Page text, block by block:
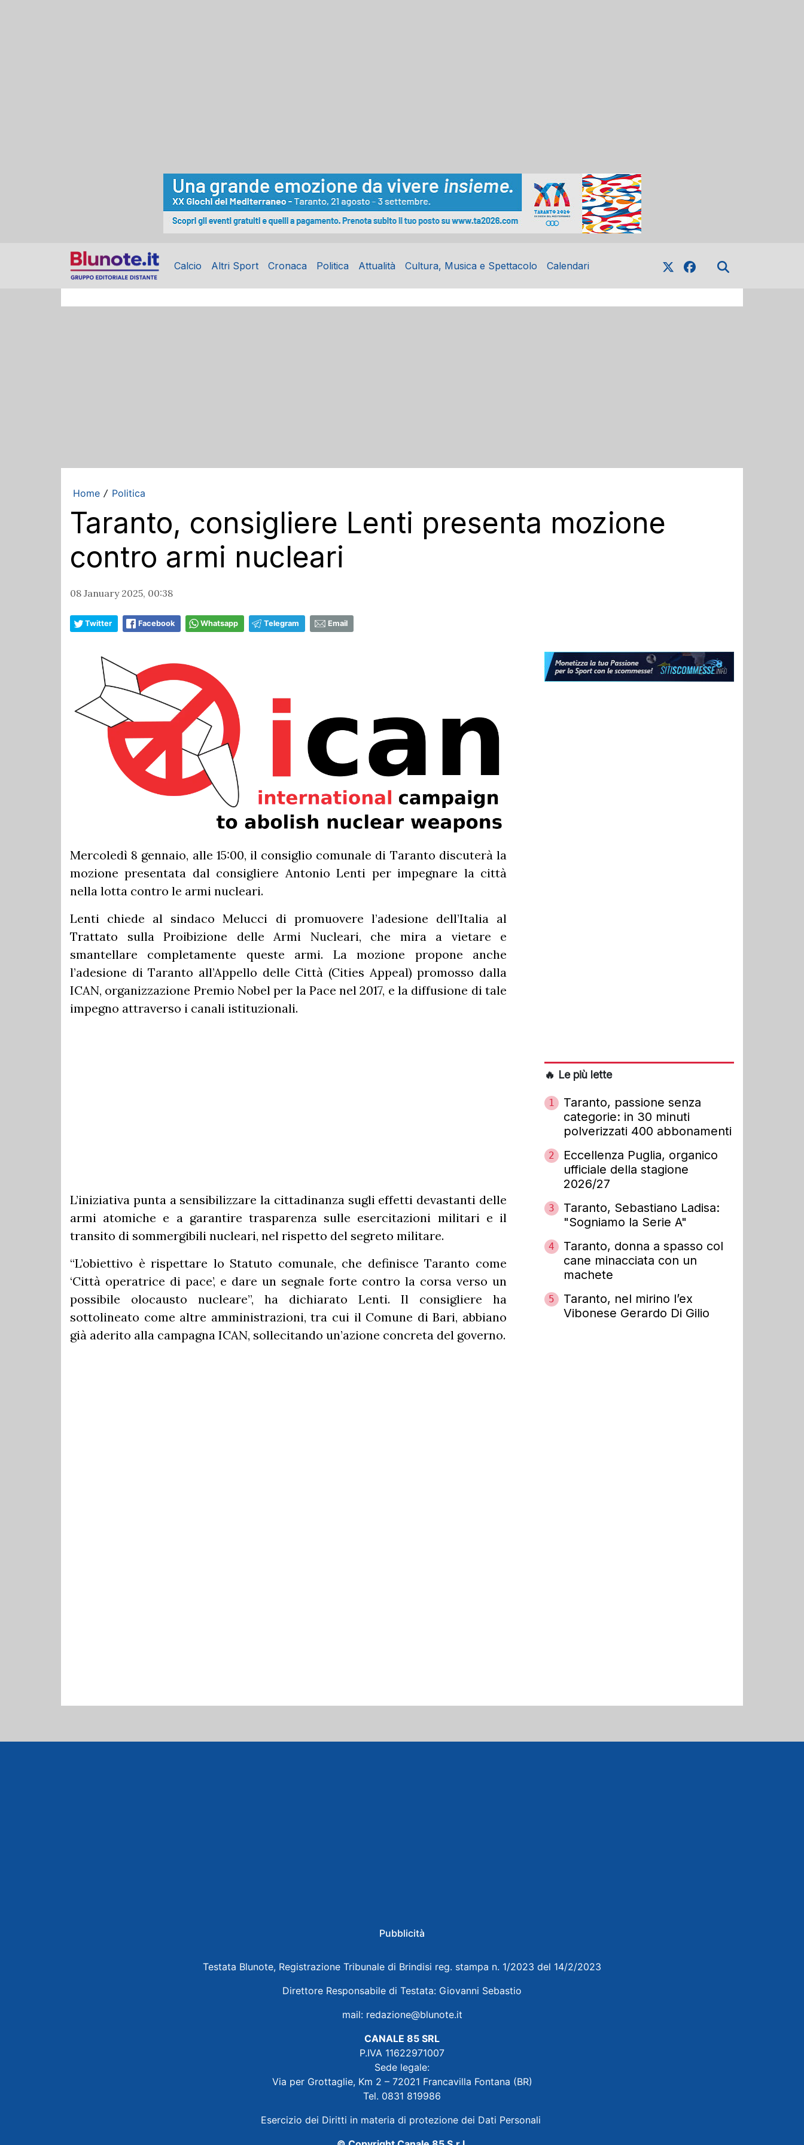
Calcio Altri Sport Cronaca Politica Attualità Cultura, Musica e Spettacolo Calendari
Home / Politica
Taranto, consigliere Lenti presenta mozione
contro armi nucleari
08 January 2025, 00:38
Twitter Facebook Whatsapp Telegram Email
Mercoledì 8 gennaio, alle 15:00, il consiglio comunale di Taranto discuterà la
mozione presentata dal consigliere Antonio Lenti per impegnare la città
nella lotta contro le armi nucleari.
Lenti chiede al sindaco Melucci di promuovere l’adesione dell’Italia al
Trattato sulla Proibizione delle Armi Nucleari, che mira a vietare e
smantellare completamente queste armi. La mozione propone anche
l’adesione di Taranto all’Appello delle Città (Cities Appeal) promosso dalla
ICAN, organizzazione Premio Nobel per la Pace nel 2017, e la diffusione di tale
impegno attraverso i canali istituzionali.
L’iniziativa punta a sensibilizzare la cittadinanza sugli effetti devastanti delle
armi atomiche e a garantire trasparenza sulle esercitazioni militari e il
transito di sommergibili nucleari, nel rispetto del segreto militare.
“L’obiettivo è rispettare lo Statuto comunale, che definisce Taranto come
‘Città operatrice di pace’, e dare un segnale forte contro la corsa verso un
possibile olocausto nucleare”, ha dichiarato Lenti. Il consigliere ha
sottolineato come altre amministrazioni, tra cui il Comune di Bari, abbiano
già aderito alla campagna ICAN, sollecitando un’azione concreta del governo.
🔥 Le più lette
1
Taranto, passione senza
categorie: in 30 minuti
polverizzati 400 abbonamenti
2
Eccellenza Puglia, organico
ufficiale della stagione
2026/27
3
Taranto, Sebastiano Ladisa:
"Sogniamo la Serie A"
4
Taranto, donna a spasso col
cane minacciata con un
machete
5
Taranto, nel mirino l’ex
Vibonese Gerardo Di Gilio
Pubblicità
Testata Blunote, Registrazione Tribunale di Brindisi reg. stampa n. 1/2023 del 14/2/2023
Direttore Responsabile di Testata: Giovanni Sebastio
mail: redazione@blunote.it
CANALE 85 SRL
P.IVA 11622971007
Sede legale:
Via per Grottaglie, Km 2 – 72021 Francavilla Fontana (BR)
Tel. 0831 819986
Esercizio dei Diritti in materia di protezione dei Dati Personali